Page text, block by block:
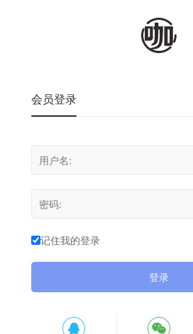
会员登录
记住我的登录
登录